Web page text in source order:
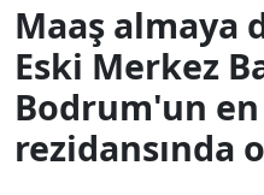
Maaş almaya
Eski Merkez
Bodrum'un en
rezidansında